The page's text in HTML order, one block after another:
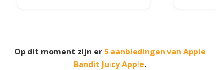
Op dit moment zijn er 5 aanbiedingen van Apple
Bandit Juicy Apple.